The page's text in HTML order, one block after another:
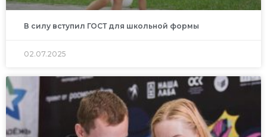
В силу вступил ГОСТ для школьной формы
02.07.2025